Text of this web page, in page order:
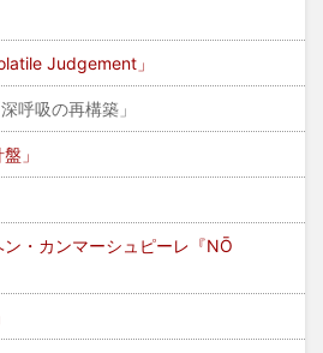
Judgement」
呼吸の再構築」
」
・カンマーシュピーレ『NŌ